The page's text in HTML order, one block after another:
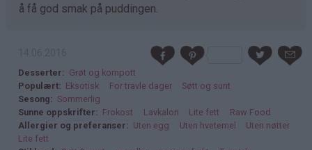
å få god smak på puddingen.
Desserter
Grøt og kompott
Populært
Eksotisk For travle dager
Søtt og sunt
Sesong
Sommerlig
Sunne oppskrifter
Frokost Lavkalori Lite fett
Raw Food
Allergier og preferanser
Uten egg Uten hvetemel
Uten nøtter
Lite fett